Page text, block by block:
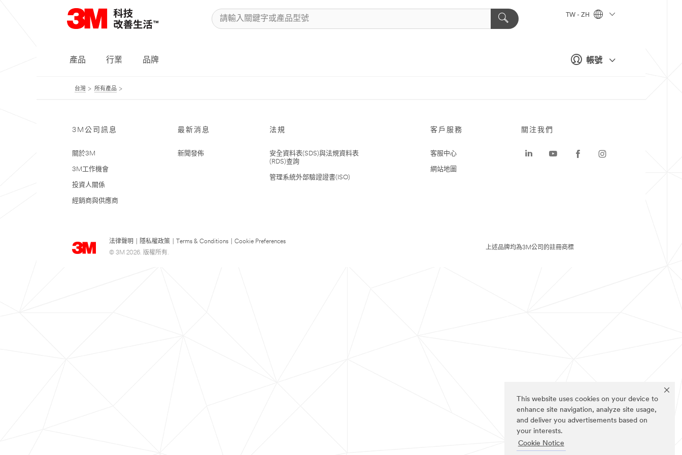
This website uses cookies on your device to
enhance site navigation, analyze site usage,
and deliver you advertisements based on
your interests.
Cookie Notice
帳號
TW - ZH
產品 行業 品牌
台灣 所有產品
3M公司訊息
關於3M
3M工作機會
投資人關係
經銷商與供應商
最新消息
新聞發佈
法規
安全資料表(SDS)與法規資料表
(RDS)查詢
管理系統外部驗證證書(ISO)
客戶服務
客服中心
網站地圖
法律聲明 隱私權政策 Terms & Conditions
Cookie Preferences
© 3M 2026. 版權所有.
關注我們
上述品牌均為3M公司的註冊商標